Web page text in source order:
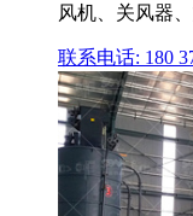
风机、关风器
联系电话: 180